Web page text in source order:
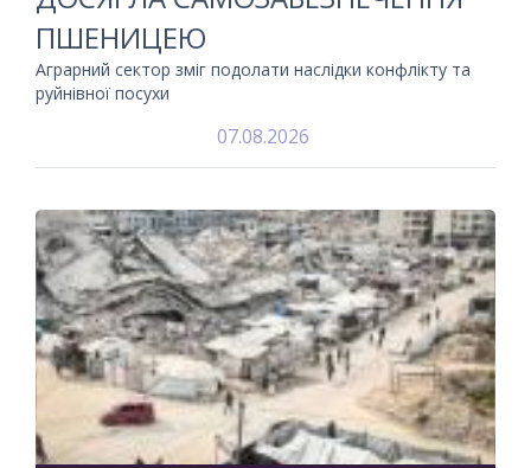
ПШЕНИЦЕЮ
Аграрний сектор зміг подолати наслідки конфлікту та
руйнівної посухи
07.08.2026